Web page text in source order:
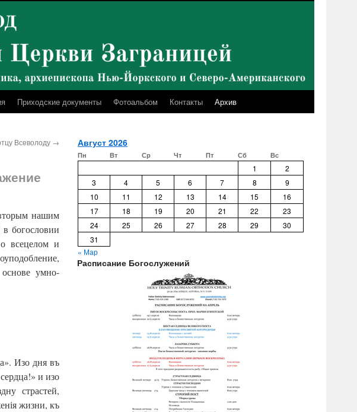
Приходские документы Фотоальбом Контакты Архив
Всеволоду →
нашим
богословии
всецелом и
умно-
Изо дня въ
и изо
страстей,
жизни, къ
Август 2026
Пн Вт Ср Чт Пт Сб Вс
« Мар
1
2
3
4 5 6 7 8
9
10
11 12 13 14 15
16
17
18 19 20 21 22
23
24
25 26 27 28 29
30
31
Расписание Богослужений